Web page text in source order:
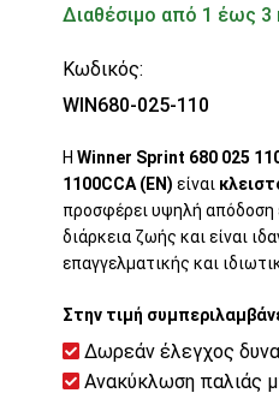
Διαθέσιμο από 1 έως 3
Κωδικός:
WIN680-025-110
ΗWinner Sprint 680 025
1100CCA (EN) είναι
προσφέρει υψηλή απόδοση
διάρκεια ζωής και είναι
επαγγελματικής και
Στην τιμή
Δωρεάν έλεγχος
Ανακύκλωση παλιάς